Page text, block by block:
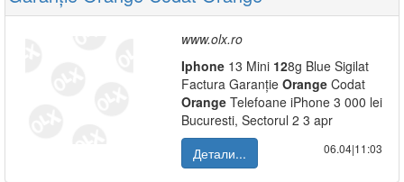
www.olx.ro
Iphone 13 Mini 128g Blue Sigilat
Factura Garanție Orange Codat
Orange Telefoane iPhone 3 000 lei
Bucuresti, Sectorul 2 3 apr
Детали...
06.04|11:03